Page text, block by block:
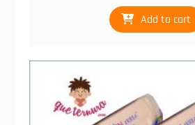
Add to cart